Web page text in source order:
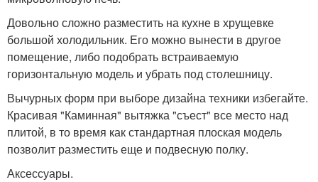
Довольно сложно разместить на кухне в хрущевке
большой холодильник. Его можно вынести в другое
помещение, либо подобрать встраиваемую
горизонтальную модель и убрать под столешницу.
Вычурных форм при выборе дизайна техники избегайте.
Красивая "Каминная" вытяжка "съест" все место над
плитой, в то время как стандартная плоская модель
позволит разместить еще и подвесную полку.
Аксессуары.